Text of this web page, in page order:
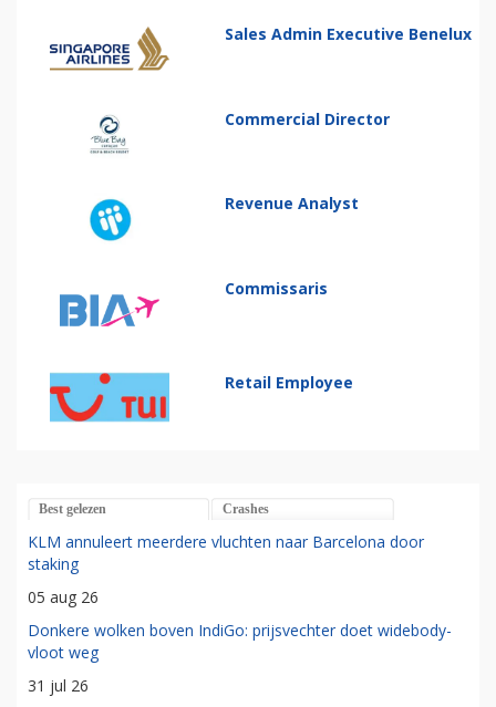
Sales Admin Executive Benelux
Commercial Director
Revenue Analyst
Commissaris
Retail Employee
Best gelezen Crashes
KLM annuleert meerdere vluchten naar Barcelona door
staking
05 aug 26
Donkere wolken boven IndiGo: prijsvechter doet widebody-
vloot weg
31 jul 26